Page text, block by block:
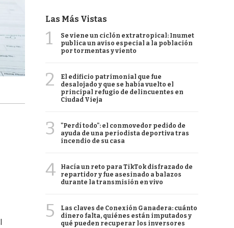
Las Más Vistas
1
Se viene un ciclón extratropical: Inumet
publica un aviso especial a la población
por tormentas y viento
2
El edificio patrimonial que fue
desalojado y que se había vuelto el
principal refugio de delincuentes en
Ciudad Vieja
3
"Perdí todo": el conmovedor pedido de
ayuda de una periodista deportiva tras
incendio de su casa
4
Hacía un reto para TikTok disfrazado de
repartidor y fue asesinado a balazos
durante la transmisión en vivo
5
Las claves de Conexión Ganadera: cuánto
dinero falta, quiénes están imputados y
qué pueden recuperar los inversores